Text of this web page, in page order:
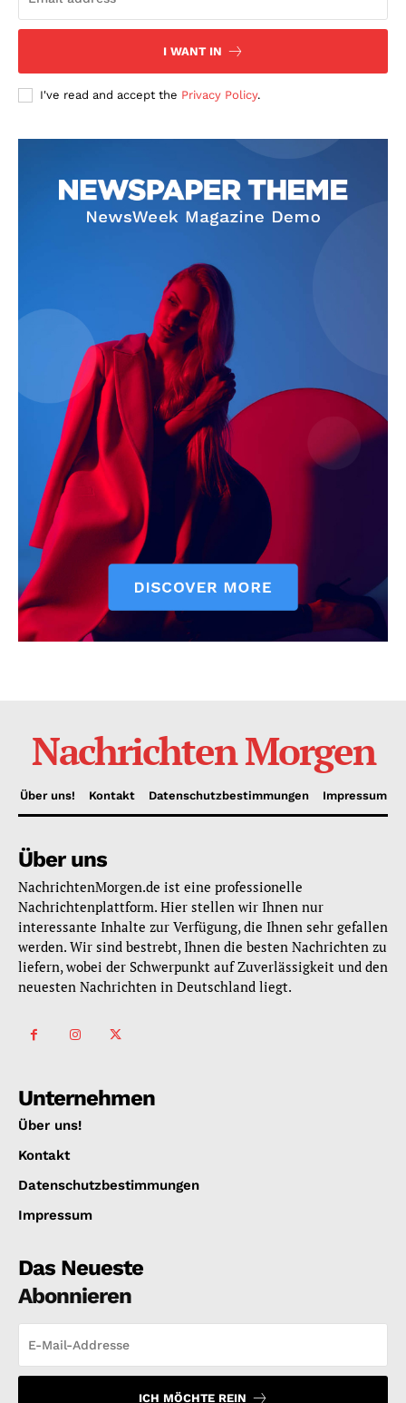
I WANT IN
I've read and accept the Privacy Policy.
Nachrichten Morgen
Über uns! Kontakt Datenschutzbestimmungen Impressum
Über uns
NachrichtenMorgen.de ist eine professionelle
Nachrichtenplattform. Hier stellen wir Ihnen nur
interessante Inhalte zur Verfügung, die Ihnen sehr gefallen
werden. Wir sind bestrebt, Ihnen die besten Nachrichten zu
liefern, wobei der Schwerpunkt auf Zuverlässigkeit und den
neuesten Nachrichten in Deutschland liegt.
Unternehmen
Über uns!
Kontakt
Datenschutzbestimmungen
Impressum
Das Neueste
Abonnieren
ICH MÖCHTE REIN